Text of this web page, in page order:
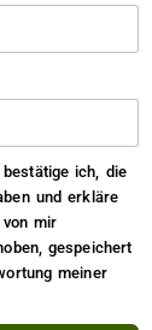
ich, die
und erkläre
mir
gespeichert
meiner